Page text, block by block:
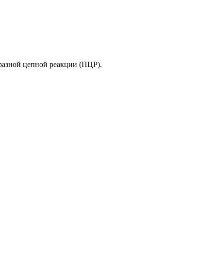
цепной реакции (ПЦР).